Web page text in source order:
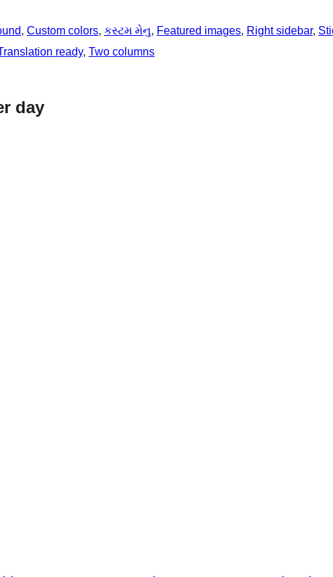
, Custom colors, કસ્ટમ મેનુ, Featured images, Right sidebar,
ready, Two columns
day